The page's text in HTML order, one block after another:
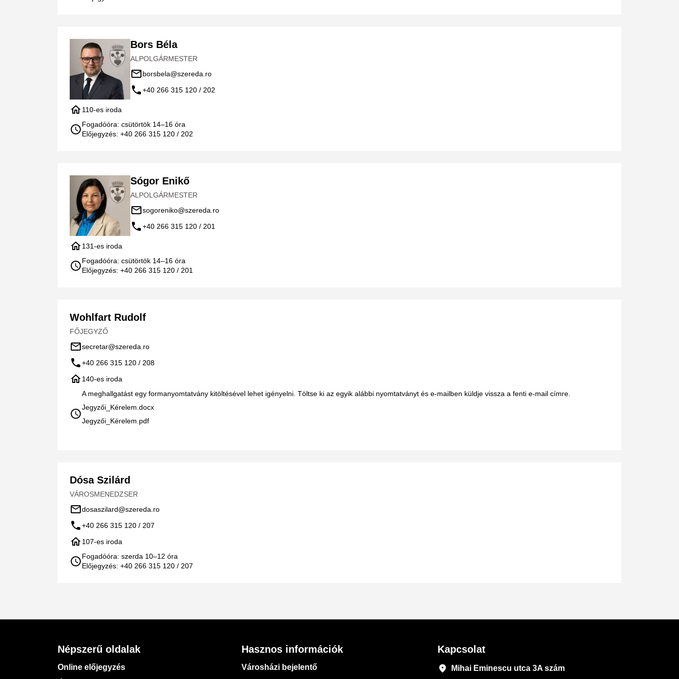
Bors Béla
ALPOLGÁRMESTER
mail_outlineborsbela@szereda.ro
call+40 266 315 120 / 202
home110-es iroda
scheduleFogadóóra: csütörtök 14–16 óra
Előjegyzés: +40 266 315 120 / 202
Sógor Enikő
ALPOLGÁRMESTER
mail_outlinesogoreniko@szereda.ro
call+40 266 315 120 / 201
home131-es iroda
scheduleFogadóóra: csütörtök 14–16 óra
Előjegyzés: +40 266 315 120 / 201
Wohlfart Rudolf
FŐJEGYZŐ
mail_outlinesecretar@szereda.ro
call+40 266 315 120 / 208
home140-es iroda
schedule
A meghallgatást egy formanyomtatvány kitöltésével lehet igényelni. Töltse ki az egyik alábbi nyomtatványt és e-mailben küldje vissza a fenti e-mail címre.
Jegyzői_Kérelem.docx
Jegyzői_Kérelem.pdf
Dósa Szilárd
VÁROSMENEDZSER
mail_outlinedosaszilard@szereda.ro
call+40 266 315 120 / 207
home107-es iroda
scheduleFogadóóra: szerda 10–12 óra
Előjegyzés: +40 266 315 120 / 207
Népszerű oldalak
Online előjegyzés
Hasznos információk
Városházi bejelentő
Kapcsolat
place Mihai Eminescu utca 3A szám